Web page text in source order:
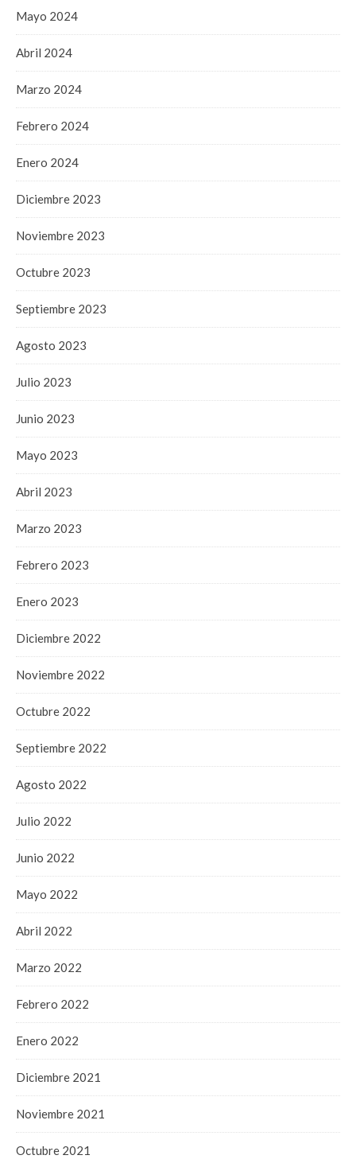
Mayo 2024
Abril 2024
Marzo 2024
Febrero 2024
Enero 2024
Diciembre 2023
Noviembre 2023
Octubre 2023
Septiembre 2023
Agosto 2023
Julio 2023
Junio 2023
Mayo 2023
Abril 2023
Marzo 2023
Febrero 2023
Enero 2023
Diciembre 2022
Noviembre 2022
Octubre 2022
Septiembre 2022
Agosto 2022
Julio 2022
Junio 2022
Mayo 2022
Abril 2022
Marzo 2022
Febrero 2022
Enero 2022
Diciembre 2021
Noviembre 2021
Octubre 2021